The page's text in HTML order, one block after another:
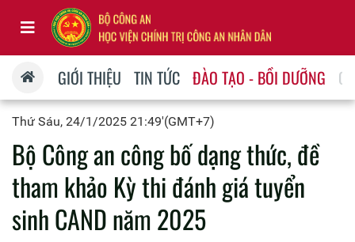
GIỚI THIỆU TIN TỨC ĐÀO TẠO - BỒI DƯỠNG
Thứ Sáu, 24/1/2025 21:49'(GMT+7)
Bộ Công an công bố dạng thức, đề
tham khảo Kỳ thi đánh giá tuyển
sinh CAND năm 2025